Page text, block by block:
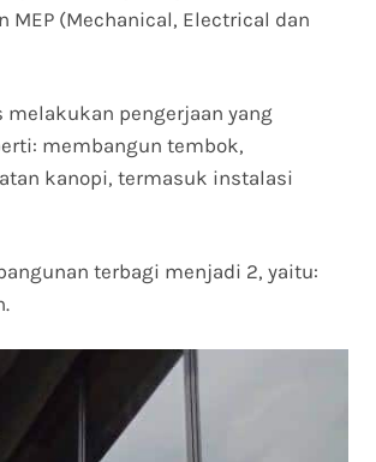
(Mechanical, Electrical dan
pengerjaan yang
membangun tembok,
kanopi, termasuk instalasi
terbagi menjadi 2, yaitu: